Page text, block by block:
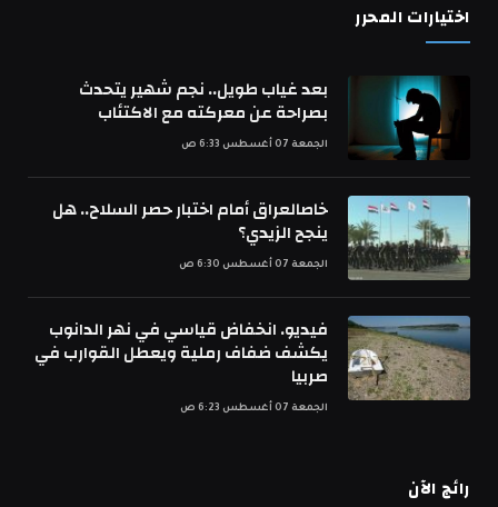
اختيارات المحرر
بعد غياب طويل.. نجم شهير يتحدث
بصراحة عن معركته مع الاكتئاب
الجمعة 07 أغسطس 6:33 ص
خاصالعراق أمام اختبار حصر السلاح.. هل
ينجح الزيدي؟
الجمعة 07 أغسطس 6:30 ص
فيديو. انخفاض قياسي في نهر الدانوب
يكشف ضفاف رملية ويعطل القوارب في
صربيا
الجمعة 07 أغسطس 6:23 ص
رائج الآن